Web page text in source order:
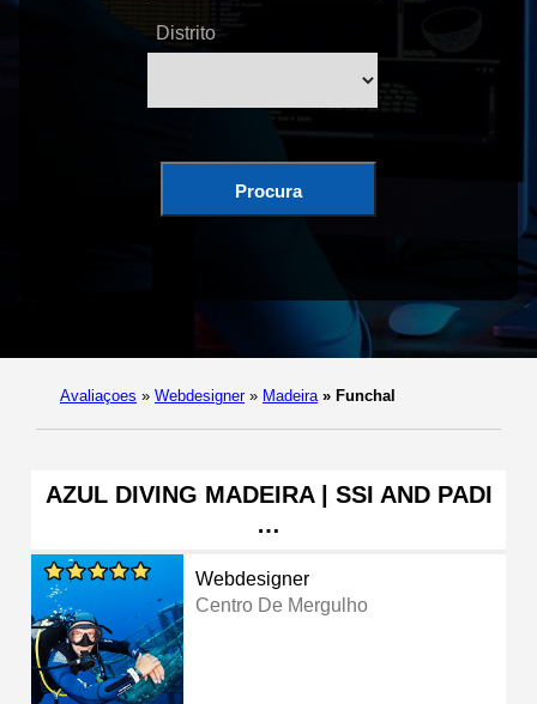
Distrito
Procura
Avaliaçoes » Webdesigner » Madeira » Funchal
AZUL DIVING MADEIRA | SSI AND PADI
…
Webdesigner
Centro De Mergulho